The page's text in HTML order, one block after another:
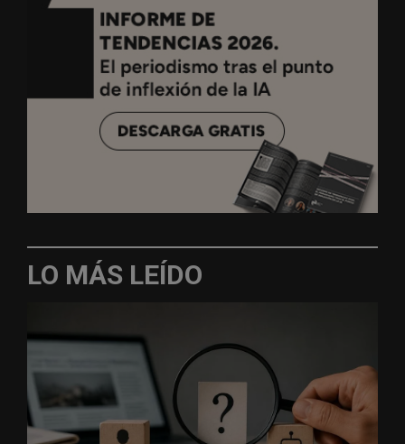
LO MÁS LEÍDO